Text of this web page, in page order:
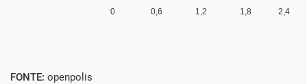
FONTE: openpolis